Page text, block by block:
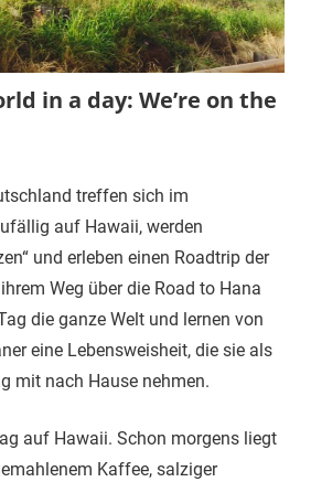
in a day: We’re on the
treffen sich im
auf Hawaii, werden
und erleben einen Roadtrip der
Weg über die Road to Hana
die ganze Welt und lernen von
eine Lebensweisheit, die sie als
mit nach Hause nehmen.
auf Hawaii. Schon morgens liegt
Kaffee, salziger